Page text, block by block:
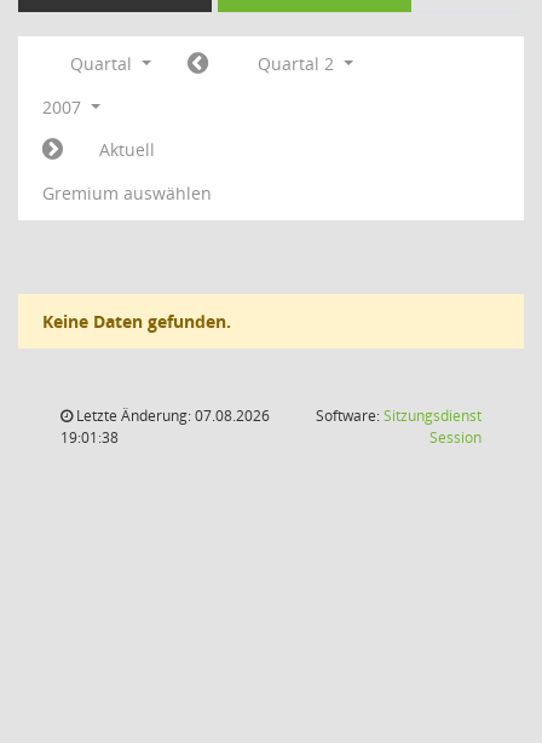
Quartal
Quartal 2
2007
Aktuell
Gremium auswählen
Keine Daten gefunden.
Letzte Änderung: 07.08.2026
19:01:38
Software:Sitzungsdienst
Session(Wird in